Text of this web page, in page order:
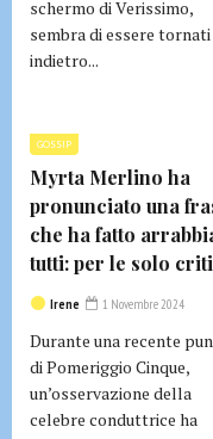
schermo di Verissimo,
sembra di essere tornati
indietro...
GOSSIP
Myrta Merlino ha
pronunciato una
che ha fatto
tutti: per le solo
Irene 1 Novembre 2024
Durante una recente
di Pomeriggio Cinque,
un’osservazione della
celebre conduttrice ha